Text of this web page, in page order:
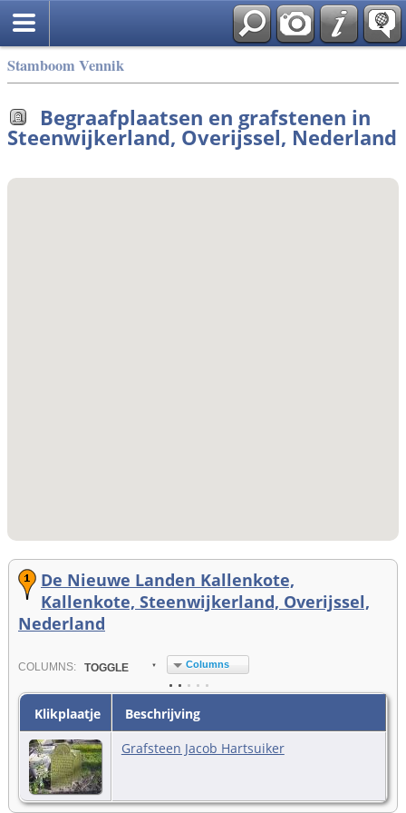
Stamboom Vennik
Begraafplaatsen en grafstenen in
Steenwijkerland, Overijssel, Nederland
De Nieuwe Landen Kallenkote,
Kallenkote, Steenwijkerland, Overijssel,
Nederland
COLUMN S: TOGGLE Columns
Klikplaatje
Beschrijving
Grafsteen Jacob Hartsuiker